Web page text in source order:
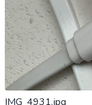
IMG_4931.jpg